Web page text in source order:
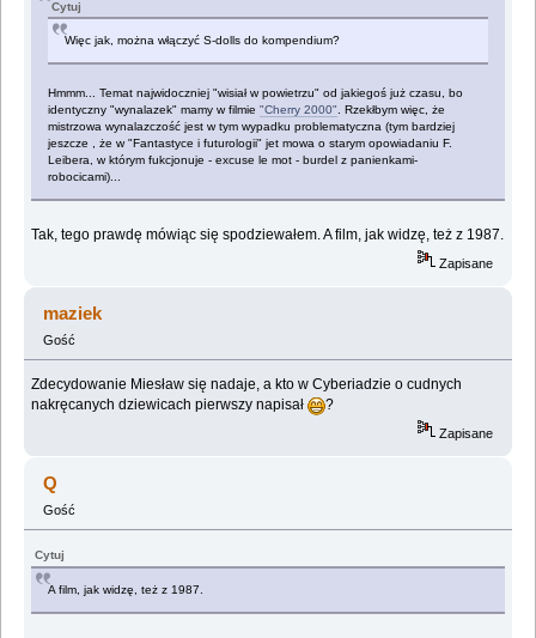
Cytuj
Więc jak, można włączyć S-dolls do kompendium?
Hmmm... Temat najwidoczniej "wisiał w powietrzu" od jakiegoś już czasu, bo
identyczny "wynalazek" mamy w filmie"Cherry 2000"
. Rzekłbym więc, że
mistrzowa wynalazczość jest w tym wypadku problematyczna (tym bardziej
jeszcze , że w "Fantastyce i futurologii" jet mowa o starym opowiadaniu F.
Leibera, w którym fukcjonuje - excuse le mot - burdel z panienkami-
robocicami)...
Tak, tego prawdę mówiąc się spodziewałem. A film, jak widzę, też z 1987.
Zapisane
maziek
Gość
Zdecydowanie Miesław się nadaje, a kto w Cyberiadzie o cudnych
nakręcanych dziewicach pierwszy napisał
?
Zapisane
Q
Gość
Cytuj
A film, jak widzę, też z 1987.